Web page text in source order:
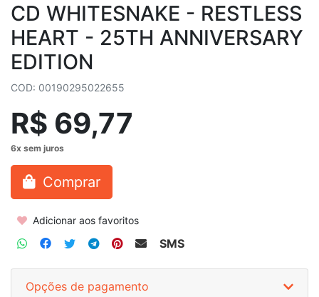
CD WHITESNAKE - RESTLESS
HEART - 25TH ANNIVERSARY
EDITION
COD: 00190295022655
R$ 69,77
Comprar
Adicionar aos favoritos
SMS
Opções de pagamento